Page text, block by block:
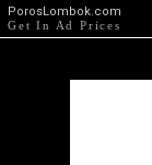
PorosLombok.com
Get In Ad Prices